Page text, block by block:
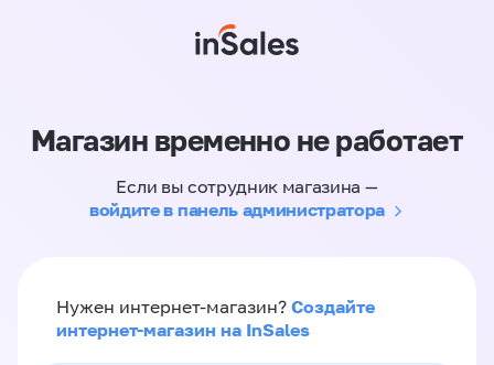
Магазин временно не работает
Если вы сотрудник магазина —
войдите в панель администратора
Нужен интернет-магазин? Создайте
интернет-магазин на InSales